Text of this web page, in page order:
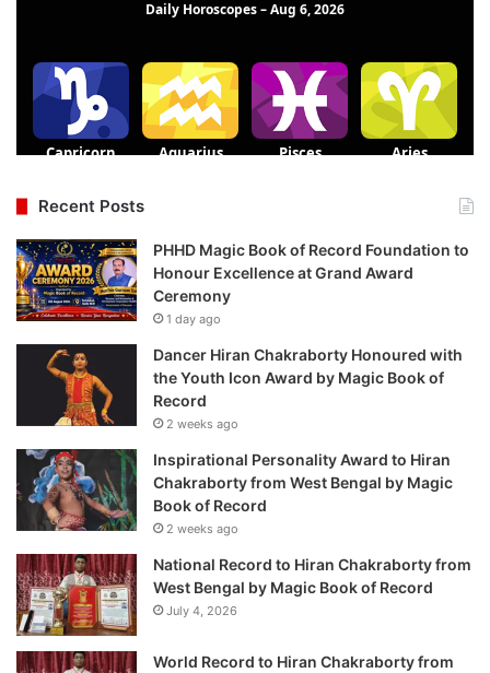
Recent Posts
PHHD Magic Book of Record Foundation to
Honour Excellence at Grand Award
Ceremony
1 day ago
Dancer Hiran Chakraborty Honoured with
the Youth Icon Award by Magic Book of
Record
2 weeks ago
Inspirational Personality Award to Hiran
Chakraborty from West Bengal by Magic
Book of Record
2 weeks ago
National Record to Hiran Chakraborty from
West Bengal by Magic Book of Record
July 4, 2026
World Record to Hiran Chakraborty from